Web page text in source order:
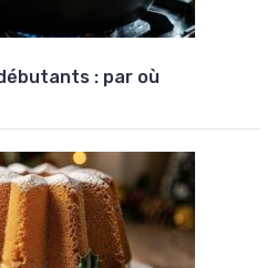
: par où